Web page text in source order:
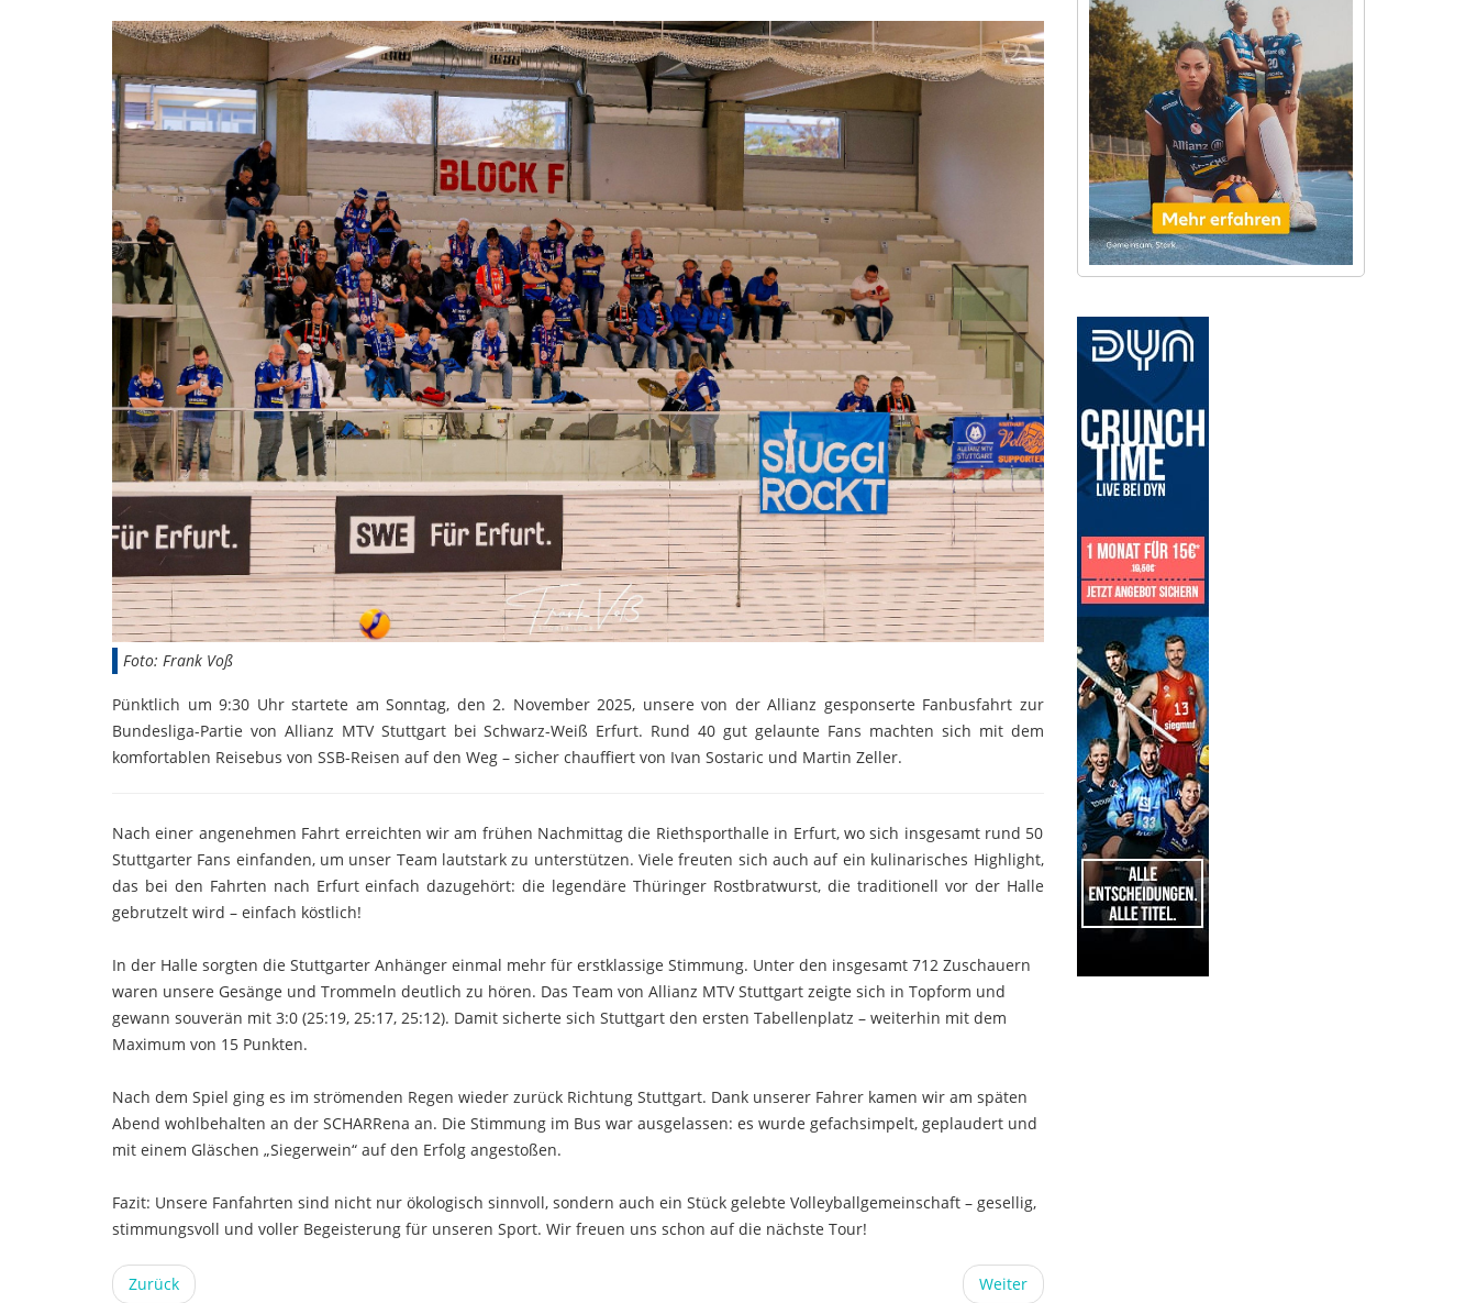
Foto: Frank Voß
Pünktlich um 9:30 Uhr startete am Sonntag, den 2. November 2025, unsere von der Allianz gesponserte Fanbusfahrt zur
Bundesliga-Partie von Allianz MTV Stuttgart bei Schwarz-Weiß Erfurt. Rund 40 gut gelaunte Fans machten sich mit dem
komfortablen Reisebus von SSB-Reisen auf den Weg – sicher chauffiert von Ivan Sostaric und Martin Zeller.
Nach einer angenehmen Fahrt erreichten wir am frühen Nachmittag die Riethsporthalle in Erfurt, wo sich insgesamt rund 50
Stuttgarter Fans einfanden, um unser Team lautstark zu unterstützen. Viele freuten sich auch auf ein kulinarisches Highlight,
das bei den Fahrten nach Erfurt einfach dazugehört: die legendäre Thüringer Rostbratwurst, die traditionell vor der Halle
gebrutzelt wird – einfach köstlich!
In der Halle sorgten die Stuttgarter Anhänger einmal mehr für erstklassige Stimmung. Unter den insgesamt 712 Zuschauern
waren unsere Gesänge und Trommeln deutlich zu hören. Das Team von Allianz MTV Stuttgart zeigte sich in Topform und
gewann souverän mit 3:0 (25:19, 25:17, 25:12). Damit sicherte sich Stuttgart den ersten Tabellenplatz – weiterhin mit dem
Maximum von 15 Punkten.
Nach dem Spiel ging es im strömenden Regen wieder zurück Richtung Stuttgart. Dank unserer Fahrer kamen wir am späten
Abend wohlbehalten an der SCHARRena an. Die Stimmung im Bus war ausgelassen: es wurde gefachsimpelt, geplaudert und
mit einem Gläschen „Siegerwein“ auf den Erfolg angestoßen.
Fazit: Unsere Fanfahrten sind nicht nur ökologisch sinnvoll, sondern auch ein Stück gelebte Volleyballgemeinschaft – gesellig,
stimmungsvoll und voller Begeisterung für unseren Sport. Wir freuen uns schon auf die nächste Tour!
Zurück Weiter